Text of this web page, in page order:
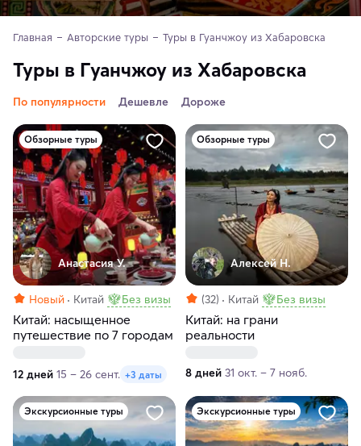
Главная Авторские туры Туры в Гуанчжоу из Хабаровска
Туры в Гуанчжоу из Хабаровска
По популярности Дешевле Дороже
Обзорные туры
Анастасия У.
Новый Китай Без визы
Китай: насыщенное
путешествие по 7 городам
12 дней 15 – 26 сент. +3 даты
Обзорные туры
Алексей Н.
(32) Китай Без визы
Китай: на грани
реальности
8 дней 31 окт. – 7 нояб.
Экскурсионные туры Экскурсионные туры